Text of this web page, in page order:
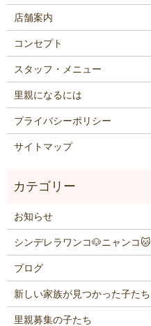
店舗案内
コンセプト
スタッフ・メニュー
里親になるには
プライバシーポリシー
サイトマップ
お知らせ
シンデレラワンコ🐶ニャンコ🐱
ブログ
新しい家族が見つかった子たち
里親募集の子たち